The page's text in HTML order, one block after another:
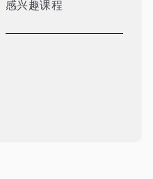
感兴趣课程